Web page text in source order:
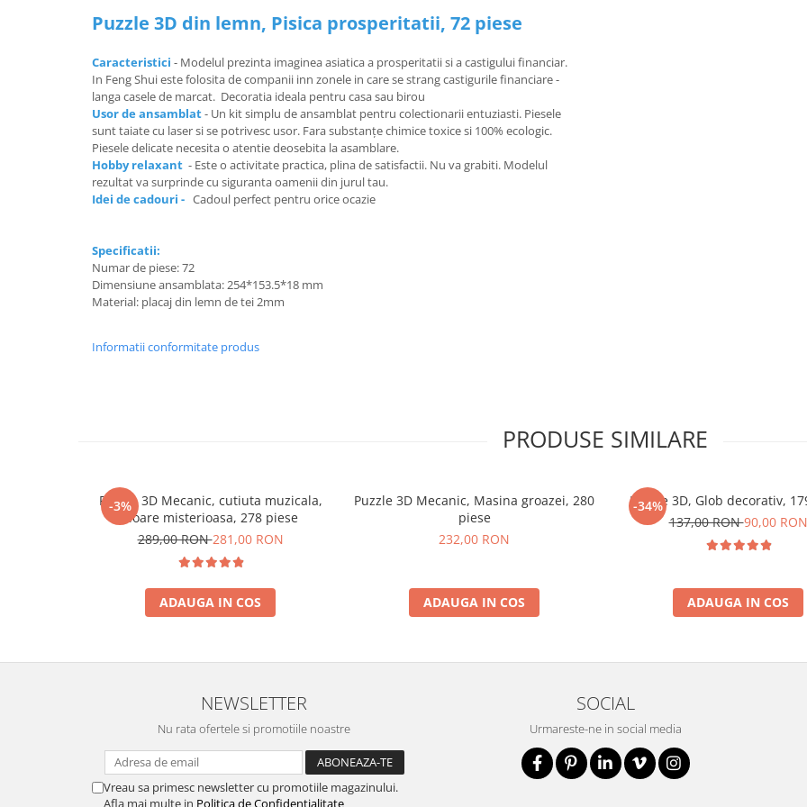
Puzzle 3D din lemn, Pisica prosperitatii, 72 piese
Caracteristici - Modelul prezinta imaginea asiatica a prosperitatii si a castigului financiar.
In Feng Shui este folosita de companii inn zonele in care se strang castigurile financiare -
langa casele de marcat. Decoratia ideala pentru casa sau birou
Usor de ansamblat- Un kit simplu de ansamblat pentru colectionarii entuziasti. Piesele
sunt taiate cu laser si se potrivesc usor. Fara substanțe chimice toxice si 100% ecologic.
Piesele delicate necesita o atentie deosebita la asamblare.
Hobby relaxant - Este o activitate practica, plina de satisfactii. Nu va grabiti. Modelul
rezultat va surprinde cu siguranta oamenii din jurul tau.
Idei de cadouri - Cadoul perfect pentru orice ocazie
Specificatii:
Numar de piese: 72
Dimensiune ansamblata: 254*153.5*18 mm
Material: placaj din lemn de tei 2mm
Informatii conformitate produs
PRODUSE SIMILARE
-3%
Puzzle 3D Mecanic, cutiuta muzicala,
Floare misterioasa, 278 piese
289,00 RON281,00 RON
ADAUGA IN COS
Puzzle 3D Mecanic, Masina groazei, 280
piese
232,00 RON
ADAUGA IN COS
-34%
Puzzle 3D, Glob decorativ,
137,00 RON90,00 RON
ADAUGA IN COS
NEWSLETTER
Nu rata ofertele si promotiile noastre
Vreau sa primesc newsletter cu promotiile magazinului.
Afla mai multe in Politica de Confidentialitate
SOCIAL
Urmareste-ne in social media